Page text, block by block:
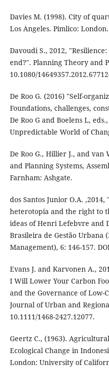
Davies M. (1998). City of
Los Angeles. Pimlico: London.
Davoudi S., 2012,
end?". Planning Theory and
10.1080/
De Roo G. (2016) "Self-
Foundations, challenges,
De Roo G and Boelens L,
Unpredictable World of
De Roo G., Hillier J., and van
and Planning Systems,
Farnham: Ashgate.
dos Santos Junior O.A.
heterotopia and the right to
ideas of Henri Lefebvre and
Brasileira de Gestão Urbana
Management), 6: 146-157.
Evans J. and Karvonen A.,
I Will Lower Your Carbon
and the Governance of
Journal of Urban and
10.1111/1468-2427.12077.
Geertz C., (1963).
Ecological Change in
London: University of